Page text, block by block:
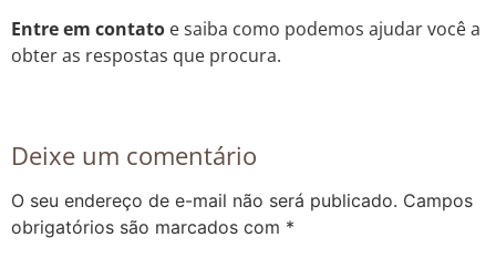
Entre em contato e saiba como podemos ajudar você a
obter as respostas que procura.
Deixe um comentário
O seu endereço de e-mail não será publicado. Campos
obrigatórios são marcados com *